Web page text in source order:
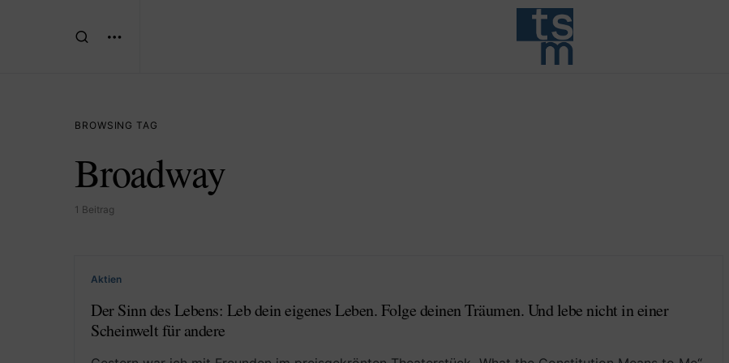
BROWSING TAG
Broadway
1 Beitrag
Aktien
Der Sinn des Lebens: Leb dein eigenes Leben. Folge deinen Träumen. Und lebe nicht in einer
Scheinwelt für andere